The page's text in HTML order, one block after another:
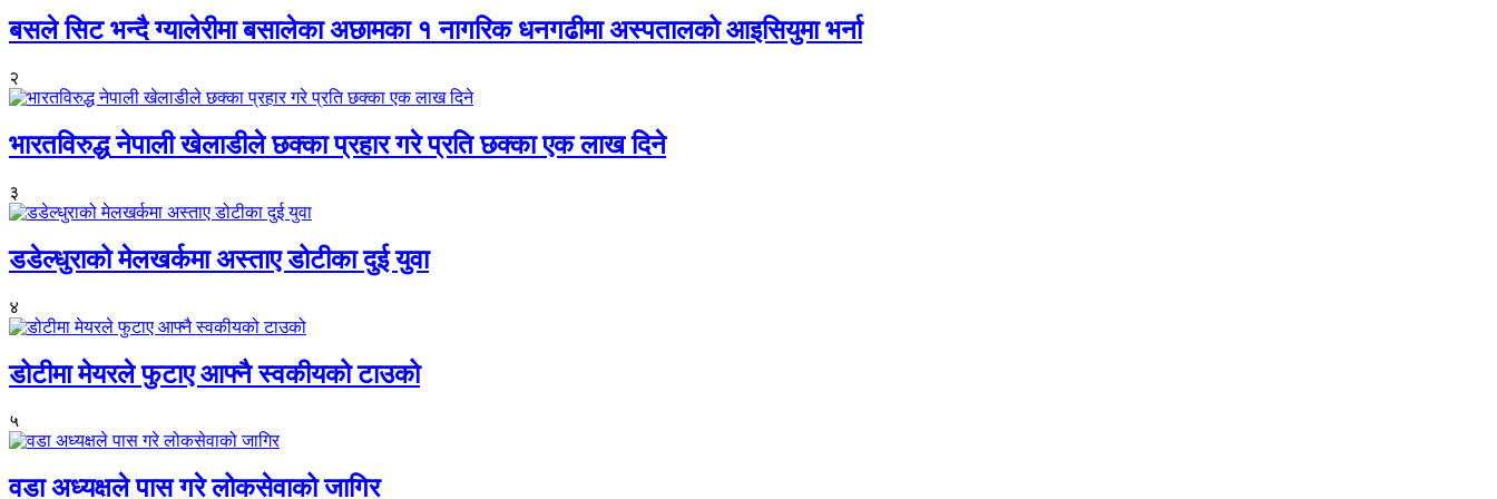
बसले सिट भन्दै ग्यालेरीमा बसालेका अछामका १ नागरिक धनगढीमा अस्पतालको आइसियुमा भर्ना
२
भारतविरुद्ध नेपाली खेलाडीले छक्का प्रहार गरे प्रति छक्का एक लाख दिने
३
डडेल्धुराको मेलखर्कमा अस्ताए डोटीका दुई युवा
४
डोटीमा मेयरले फुटाए आफ्नै स्वकीयको टाउको
५
वडा अध्यक्षले पास गरे लोकसेवाको जागिर